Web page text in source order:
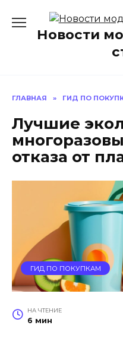
содержаниюНовости
ГЛАВНАЯ » ГИД ПО
Лучшие
отказа от
ГИД ПО ПОКУПКАМ
НА ЧТЕНИЕ
6 мин